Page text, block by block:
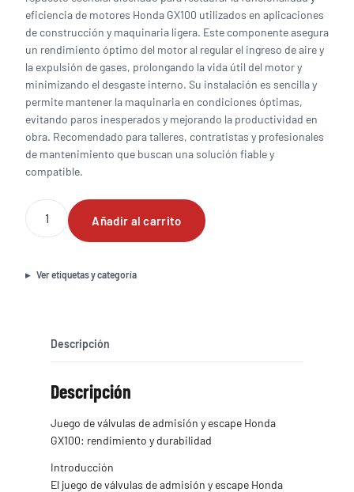
eficiencia de motores Honda GX100 utilizados en aplicaciones
de construcción y maquinaria ligera. Este componente asegura
un rendimiento óptimo del motor al regular el ingreso de aire y
la expulsión de gases, prolongando la vida útil del motor y
minimizando el desgaste interno. Su instalación es sencilla y
permite mantener la maquinaria en condiciones óptimas,
evitando paros inesperados y mejorando la productividad en
obra. Recomendado para talleres, contratistas y profesionales
de mantenimiento que buscan una solución fiable y
compatible.
Juego
de
valvulas
admision
GX100
Añadir al carrito
Ver etiquetas y categoría
Descripción
Descripción
Juego de válvulas de admisión y escape Honda
GX100: rendimiento y durabilidad
Introducción
El juego de válvulas de admisión y escape Honda